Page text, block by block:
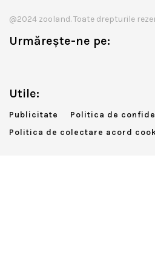
@2024 zooland. Toate drepturile
Urmărește-ne pe:
Utile:
Publicitate
Politica de
Politica de colectare acord